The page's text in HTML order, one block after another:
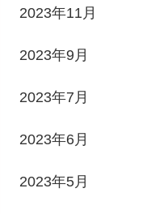
2023年11月
2023年9月
2023年7月
2023年6月
2023年5月